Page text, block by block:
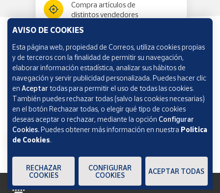
Compra artículos de
distintos vendedores
Información y ayuda
Correos Market
AVISO DE COOKIES
Esta página web, propiedad de Correos, utiliza cookies propias
y de terceros con la finalidad de permitir su navegación,
elaborar información estadística, analizar sus hábitos de
navegación y servir publicidad personalizada. Puedes hacer clic
en Aceptar todas para permitir el uso de todas las cookies.
También puedes rechazar todas (salvo las cookies necesarias)
en el botón Rechazar todas, o elegir qué tipo de cookies
deseas aceptar o rechazar, mediante la opción Configurar
Cookies.Puedes obtener más información en nuestra Política
de Cookies.
RECHAZAR
COOKIES
CONFIGURAR
COOKIES
ACEPTAR TODAS